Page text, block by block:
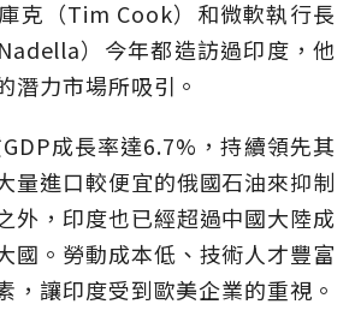
克（Tim Cook）和微軟執行長
）今年都造訪過印度，他
潛力市場所吸引。
成長率達6.7%，持續領先其
量進口較便宜的俄國石油來抑制
外，印度也已經超過中國大陸成
國。勞動成本低、技術人才豐富
，讓印度受到歐美企業的重視。